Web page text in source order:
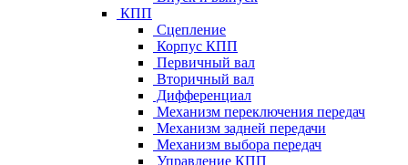
КПП
Сцепление
Корпус КПП
Первичный вал
Вторичный вал
Дифференциал
Механизм переключения передач
Механизм задней передачи
Механизм выбора передач
Управление КПП